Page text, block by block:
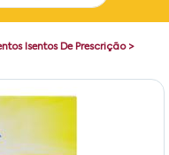
Bahia
Isentos De Prescrição>